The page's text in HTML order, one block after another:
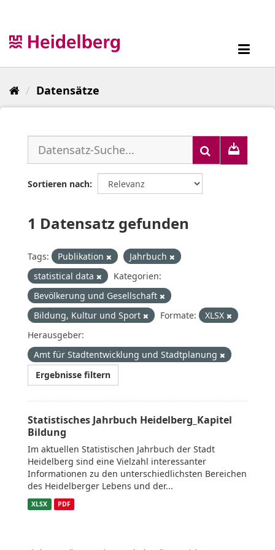
Datensätze
Sortieren nach
1 Datensatz gefunden
Tags: Publikation
Jahrbuch
statistical data
Kategorien:
Bevölkerung und Gesellschaft
Bildung, Kultur und Sport
Formate:
XLSX
Herausgeber:
Amt für Stadtentwicklung und Stadtplanung
Ergebnisse filtern
Statistisches Jahrbuch Heidelberg_Kapitel
Bildung
Im aktuellen Statistischen Jahrbuch der Stadt
Heidelberg sind eine Vielzahl interessanter
Informationen zu den unterschiedlichsten Bereichen
des Heidelberger Lebens und der...
XLSX PDF